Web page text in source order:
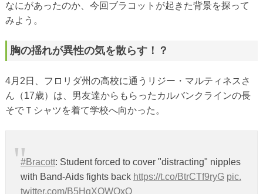
なにがあったのか、今回ブラコットが起きた背景を探って
みよう。
胸の揺れが異性の気を散らす！？
4月2日、フロリダ州の高校に通うリジー・マルティネスさ
ん（17歳）は、男友達からもらったカルバンクラインの長
そでＴシャツを着て学校へ向かった。
#Bracott: Student forced to cover "distracting" nipples
with Band-Aids fights back https://t.co/BtrCTf9ryG pic.
twitter.com/B5HqXOWQxQ